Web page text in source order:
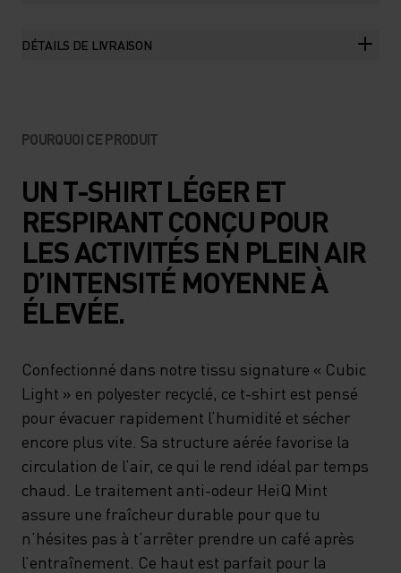
DÉTAILS DE LIVRAISON
POURQUOI CE PRODUIT
UN T-SHIRT LÉGER ET
RESPIRANT CONÇU POUR
LES ACTIVITÉS EN PLEIN AIR
D’INTENSITÉ MOYENNE À
ÉLEVÉE.
Confectionné dans notre tissu signature « Cubic
Light » en polyester recyclé, ce t-shirt est pensé
pour évacuer rapidement l’humidité et sécher
encore plus vite. Sa structure aérée favorise la
circulation de l’air, ce qui le rend idéal par temps
chaud. Le traitement anti-odeur HeiQ Mint
assure une fraîcheur durable pour que tu
n’hésites pas à t’arrêter prendre un café après
l’entraînement. Ce haut est parfait pour la